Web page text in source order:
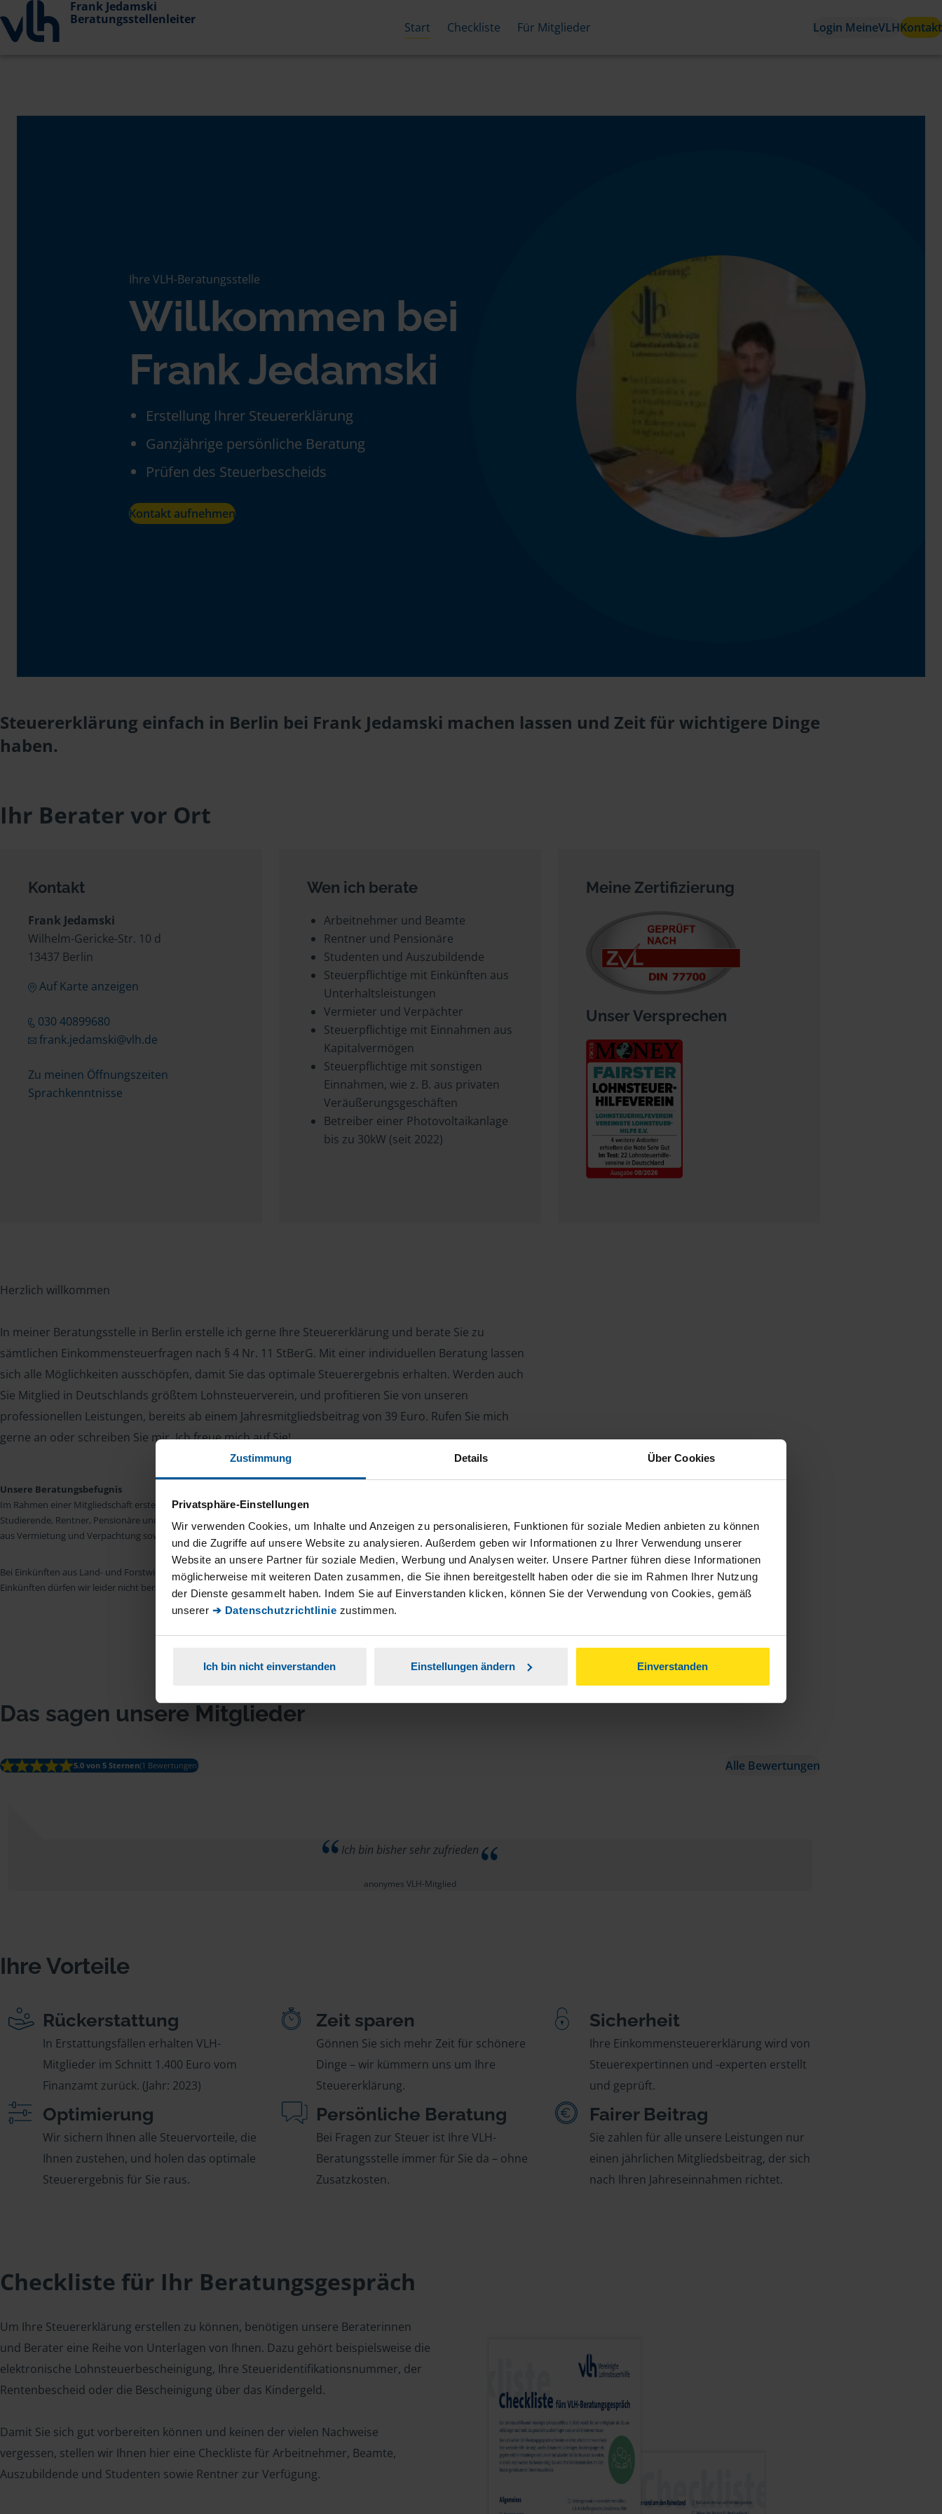
Zustimmung Details Über Cookies
Privatsphäre-Einstellungen
Wir verwenden Cookies, um Inhalte und Anzeigen zu personalisieren, Funktionen für soziale Medien anbieten zu können
und die Zugriffe auf unsere Website zu analysieren. Außerdem geben wir Informationen zu Ihrer Verwendung unserer
Website an unsere Partner für soziale Medien, Werbung und Analysen weiter. Unsere Partner führen diese Informationen
möglicherweise mit weiteren Daten zusammen, die Sie ihnen bereitgestellt haben oder die sie im Rahmen Ihrer Nutzung
der Dienste gesammelt haben. Indem Sie auf Einverstanden klicken, können Sie der Verwendung von Cookies, gemäß
unserer ➔ Datenschutzrichtlinie zustimmen.
Ich bin nicht einverstanden Einstellungen ändern Einverstanden
Frank Jedamski
Beratungsstellenleiter
Start Checkliste Für Mitglieder Login MeineVLHKontakt
Ihre VLH-Beratungsstelle
Willkommen bei
Frank Jedamski
Erstellung Ihrer Steuererklärung
Ganzjährige persönliche Beratung
Prüfen des Steuerbescheids
Kontakt aufnehmen
Steuererklärung einfach in Berlin bei Frank Jedamski machen lassen und Zeit für wichtigere Dinge
haben.
Ihr Berater vor Ort
Kontakt
Frank Jedamski
Wilhelm-Gericke-Str. 10 d
13437 Berlin
Auf Karte anzeigen
030 40899680
frank.jedamski@vlh.de
Zu meinen Öffnungszeiten
Sprachkenntnisse
Wen ich berate
Arbeitnehmer und Beamte
Rentner und Pensionäre
Studenten und Auszubildende
Steuerpflichtige mit Einkünften aus
Unterhaltsleistungen
Vermieter und Verpächter
Steuerpflichtige mit Einnahmen aus
Kapitalvermögen
Steuerpflichtige mit sonstigen
Einnahmen, wie z. B. aus privaten
Veräußerungsgeschäften
Betreiber einer Photovoltaikanlage
bis zu 30kW (seit 2022)
Meine Zertifizierung
Unser Versprechen
Herzlich willkommen
In meiner Beratungsstelle in Berlin erstelle ich gerne Ihre Steuererklärung und berate Sie zu
sämtlichen Einkommensteuerfragen nach § 4 Nr. 11 StBerG. Mit einer individuellen Beratung lassen
sich alle Möglichkeiten ausschöpfen, damit Sie das optimale Steuerergebnis erhalten. Werden auch
Sie Mitglied in Deutschlands größtem Lohnsteuerverein, und profitieren Sie von unseren
professionellen Leistungen, bereits ab einem Jahresmitgliedsbeitrag von 39 Euro. Rufen Sie mich
gerne an oder schreiben Sie mir. Ich freue mich auf Sie!
Unsere Beratungsbefugnis
Im Rahmen einer Mitgliedschaft erstellen wir die Einkommensteuererklärung für Arbeitnehmer, Beamte, Auszubildende,
Studierende, Rentner, Pensionäre und Unterhaltsempfänger nach § 4 Nr. 11 Steuerberatungsgesetz (StBerG). Auch bei Einkünften
aus Vermietung und Verpachtung sowie Kapitalerträgen sind wir in vielen Fällen der geeignete Dienstleister für Sie.
Bei Einkünften aus Land- und Forstwirtschaft, aus Gewerbebetrieb, aus selbstständiger Tätigkeit und umsatzsteuerpflichtigen
Einkünften dürfen wir leider nicht beraten.
Das sagen unsere Mitglieder
5.0 von 5 Sternen(1 Bewertungen) Alle Bewertungen
Ich bin bisher sehr zufrieden
anonymes VLH-Mitglied
Ihre Vorteile
Rückerstattung
In Erstattungsfällen erhalten VLH-
Mitglieder im Schnitt 1.400 Euro vom
Finanzamt zurück. (Jahr: 2023)
Zeit sparen
Gönnen Sie sich mehr Zeit für schönere
Dinge – wir kümmern uns um Ihre
Steuererklärung.
Sicherheit
Ihre Einkommensteuererklärung wird von
Steuerexpertinnen und -experten erstellt
und geprüft.
Optimierung
Wir sichern Ihnen alle Steuervorteile, die
Ihnen zustehen, und holen das optimale
Steuerergebnis für Sie raus.
Persönliche Beratung
Bei Fragen zur Steuer ist Ihre VLH-
Beratungsstelle immer für Sie da – ohne
Zusatzkosten.
Fairer Beitrag
Sie zahlen für alle unsere Leistungen nur
einen jährlichen Mitgliedsbeitrag, der sich
nach Ihren Jahreseinnahmen richtet.
Checkliste für Ihr Beratungsgespräch
Um Ihre Steuererklärung erstellen zu können, benötigen unsere Beraterinnen
und Berater eine Reihe von Unterlagen von Ihnen. Dazu gehört beispielsweise die
elektronische Lohnsteuerbescheinigung, Ihre Steueridentifikationsnummer, der
Rentenbescheid oder die Bescheinigung über das Kindergeld.
Damit Sie sich gut vorbereiten können und keinen der vielen Nachweise
vergessen, stellen wir Ihnen hier eine Checkliste für Arbeitnehmer, Beamte,
Auszubildende und Studenten sowie Rentner zur Verfügung.